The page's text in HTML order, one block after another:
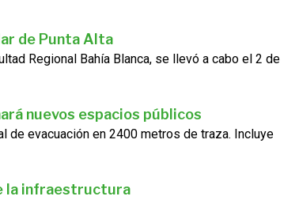
de Punta Alta
Regional Bahía Blanca, se llevó a cabo el 2 de
nuevos espacios públicos
de evacuación en 2400 metros de traza. Incluye
la infraestructura